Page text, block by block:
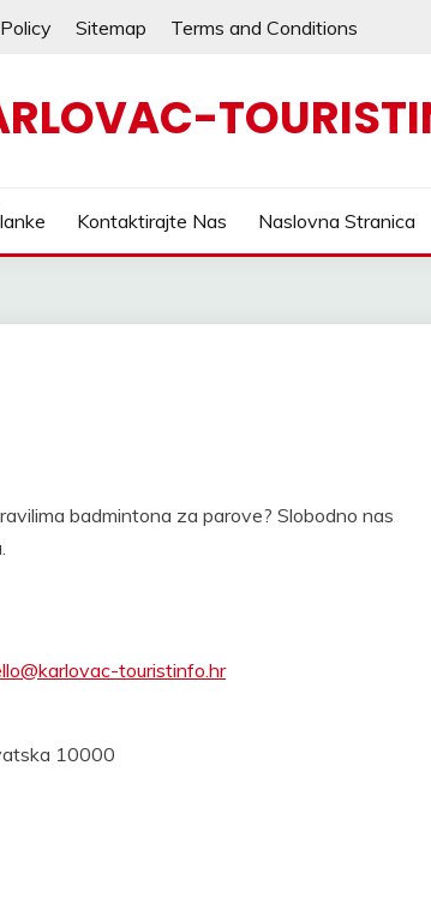
Sitemap Terms and Conditions
Kontaktirajte Nas Naslovna Stranica
badmintona za parove? Slobodno nas
touristinfo.hr
10000